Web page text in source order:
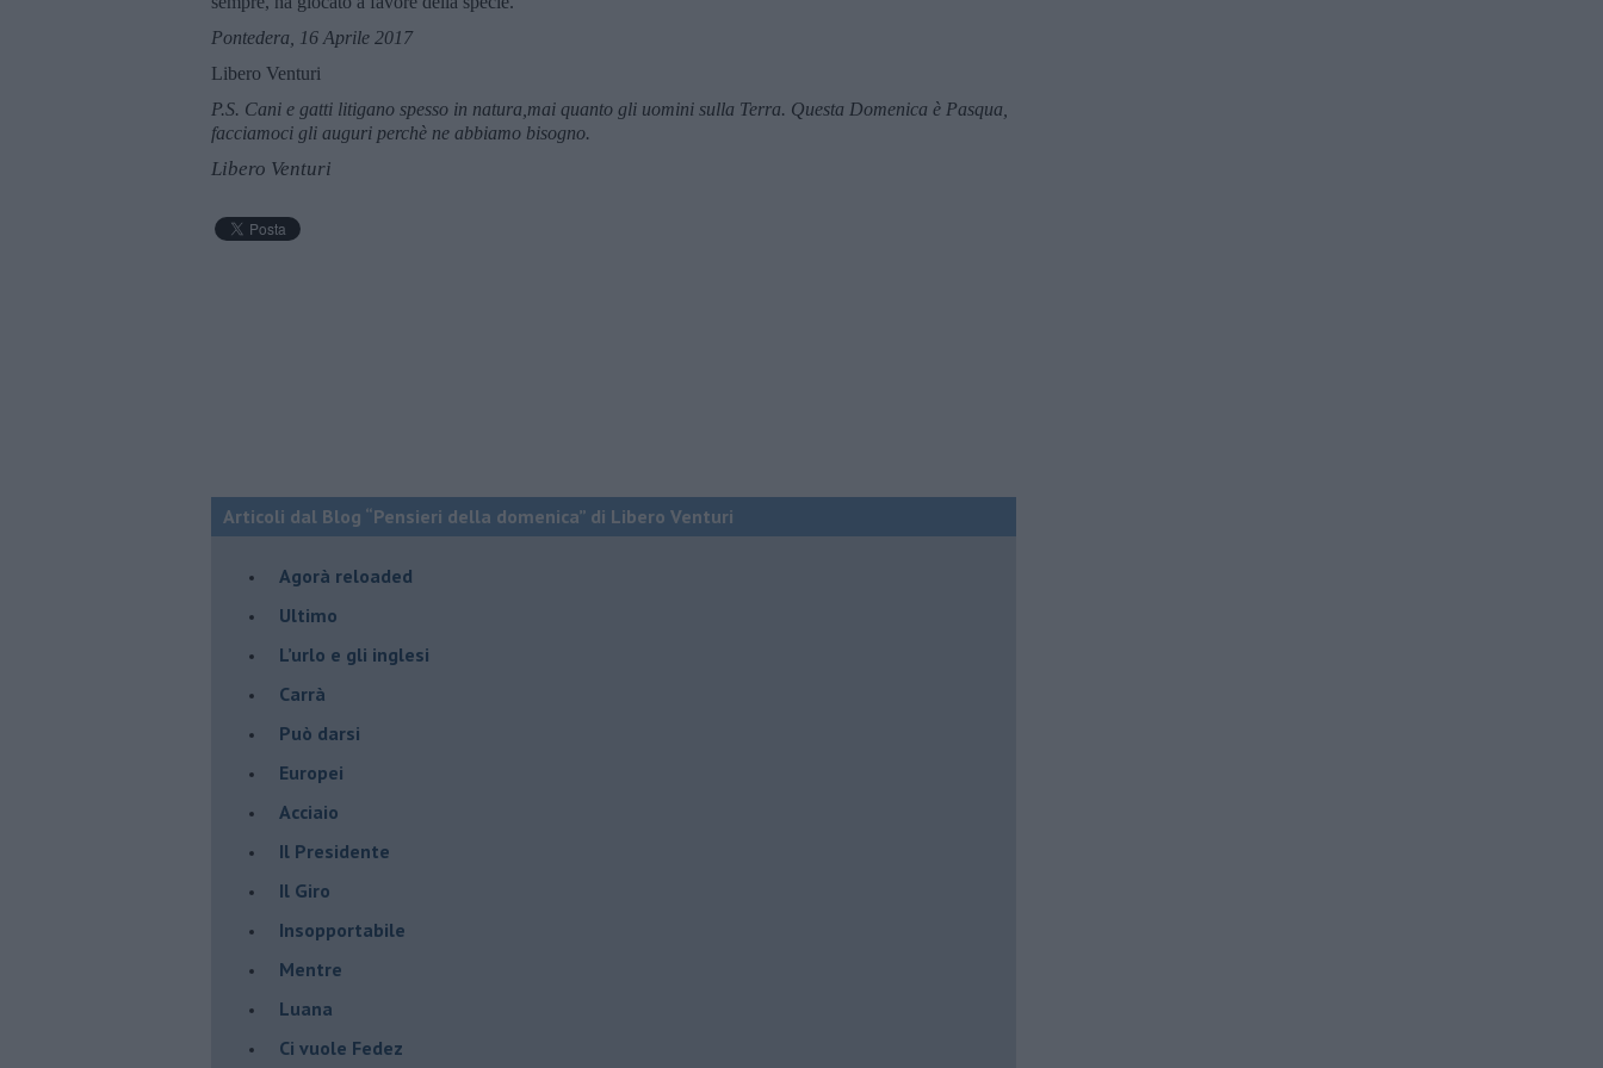
Pontedera, 16 Aprile 2017
Libero Venturi
P.S. Cani e gatti litigano spesso in natura,mai quanto gli uomini sulla Terra. Questa Domenica è Pasqua,
facciamoci gli auguri perchè ne abbiamo bisogno.
Libero Venturi
Articoli dal Blog “Pensieri della domenica” di Libero Venturi
​Agorà reloaded
Ultimo
​L’urlo e gli inglesi
Carrà
Può darsi
Europei
Acciaio
Il Presidente
​Il Giro
Insopportabile
​Mentre
Luana
​Ci vuole Fedez